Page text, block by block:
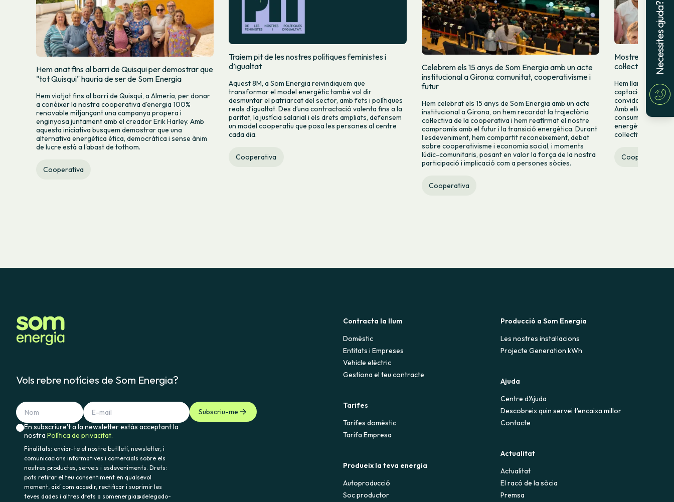
Hem anat fins al barri de Quisqui per demostrar que
"tot Quisqui" hauria de ser de Som Energia
Hem viatjat fins al barri de Quisqui, a Almeria, per donar
a conèixer la nostra cooperativa d'energia 100%
renovable mitjançant una campanya propera i
enginyosa juntament amb el creador Erik Harley. Amb
aquesta iniciativa busquem demostrar que una
alternativa energètica ètica, democràtica i sense ànim
de lucre està a l'abast de tothom.
Cooperativa
Traiem pit de les nostres polítiques feministes i
d’igualtat
Aquest 8M, a Som Energia reivindiquem que
transformar el model energètic també vol dir
desmuntar el patriarcat del sector, amb fets i polítiques
reals d’igualtat. Des d’una contractació valenta fins a la
paritat, la justícia salarial i els drets ampliats, defensem
un model cooperatiu que posa les persones al centre
cada dia.
Cooperativa
Celebrem els 15 anys de Som Energia amb un acte
institucional a Girona: comunitat, cooperativisme i
futur
Hem celebrat els 15 anys de Som Energia amb un acte
institucional a Girona, on hem recordat la trajectòria
col·lectiva de la cooperativa i hem reafirmat el nostre
compromís amb el futur i la transició energètica. Durant
l’esdeveniment, hem compartit reconeixement, debat
sobre cooperativisme i economia social, i moments
lúdic-comunitaris, posant en valor la força de la nostra
participació i implicació com a persones sòcies.
Cooperativa
Mostrem qui
col·lectivament
Hem llançat una
captació per
convidar més
Amb ella volem
consumir energia
energètic des de
col·lectiva.
Cooperativa
Vols rebre notícies de Som Energia?
Subscriu-me
En subscriure't a la newsletter estàs acceptant la
nostraPolítica de privacitat.
Finalitats: enviar-te el nostre butlletí, newsletter, i
comunicacions informatives i comercials sobre els
nostres productes, serveis i esdeveniments. Drets:
pots retirar el teu consentiment en qualsevol
moment, així com accedir, rectificar i suprimir les
teves dades i altres drets a somenergia@delegado-
Contracta la llum
Domèstic
Entitats i Empreses
Vehicle elèctric
Gestiona el teu contracte
Tarifes
Tarifes domèstic
Tarifa Empresa
Produeix la teva energia
Autoproducció
Soc productor
Producció a Som Energia
Les nostres instal·lacions
Projecte Generation kWh
Ajuda
Centre d'Ajuda
Descobreix quin servei t'encaixa millor
Contacte
Actualitat
Actualitat
El racó de la sòcia
Premsa
Necessites ajuda?